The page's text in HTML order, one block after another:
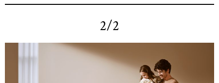
2/2